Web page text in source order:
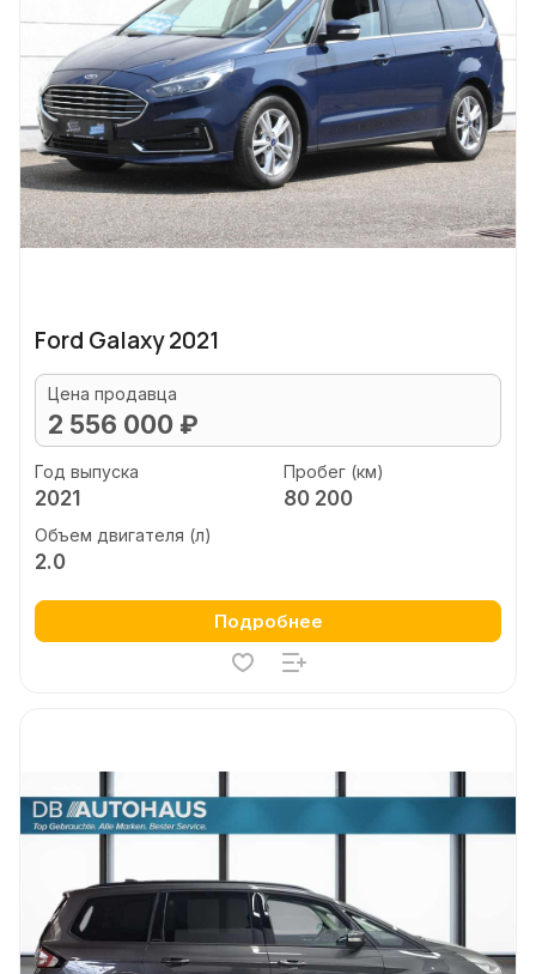
Ford Galaxy 2021
Цена продавца
2 556 000 ₽
Год выпуска
2021
Пробег (км)
80 200
Объем двигателя (л)
2.0
Подробнее